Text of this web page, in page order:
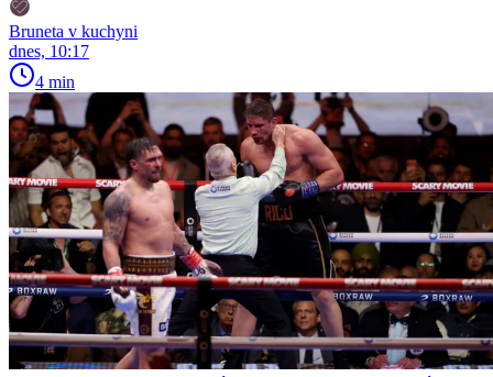
Bruneta v kuchyni
dnes, 10:17
4 min